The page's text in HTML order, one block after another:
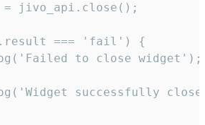
jivo_api.close();
=== 'fail') {
to close widget');
successfully